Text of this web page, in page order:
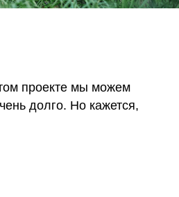
проекте мы можем
долго. Но кажется,